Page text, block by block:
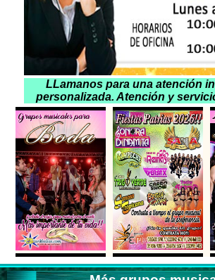
LLamanos para una atención
personalizada. Atención y